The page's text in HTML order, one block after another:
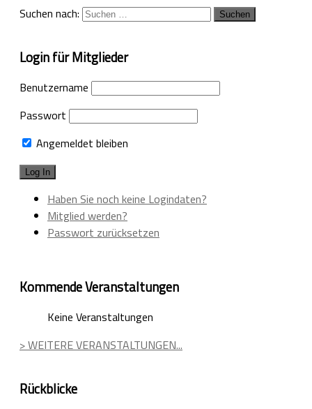
Suchen nach:
Login für Mitglieder
Benutzername
Passwort
Angemeldet bleiben
Haben Sie noch keine Logindaten?
Mitglied werden?
Passwort zurücksetzen
Kommende Veranstaltungen
Keine Veranstaltungen
> WEITERE VERANSTALTUNGEN...
Rückblicke